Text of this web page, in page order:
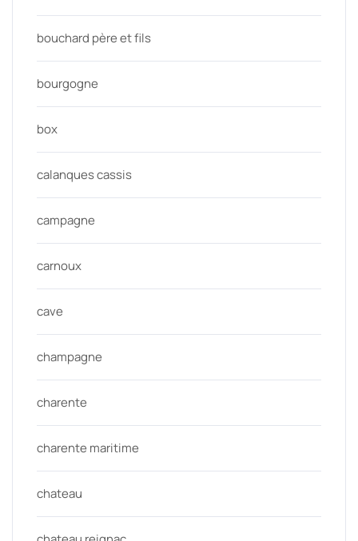
bouchard père et fils
bourgogne
box
calanques cassis
campagne
carnoux
cave
champagne
charente
charente maritime
chateau